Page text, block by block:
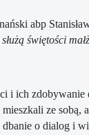
abp
świętości
i ich
ze sobą,
o dialog i